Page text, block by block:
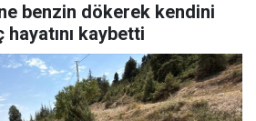
benzin dökerek kendini
kaybetti